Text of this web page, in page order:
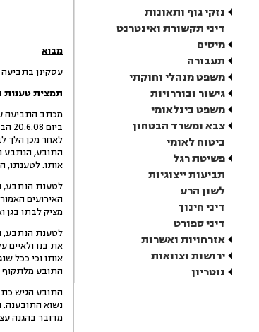
נזקי גוף ותאונות
דיני תקשורת ואינטרנט
מיסים
תעבורה
משפט מנהלי וחוקתי
גישור ובוררויות
משפט בינלאומי
צבא ומשרד הבטחון
ביטוח לאומי
פשיטת רגל
תביעות ייצוגיות
לשון הרע
דיני חינוך
דיני ספורט
אזרחויות ואשרות
ירושות וצוואות
נוטריון
מבוא
עסקינן בתביעה
תמצית טענות
מכתב התביעה
לאחר מכן הלך
התובע, הנתבע
אותו. לטענתו,
לטענת הנתבע,
האירועים
מציק לבתו בגן
לטענת הנתבע,
את בנו ולאיים
אותו וכי ככל
התובע
התובע הגיש
נשוא
מדובר בהגנה